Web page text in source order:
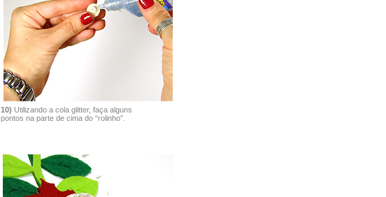
10) Utilizando a cola glitter, faça alguns
pontos na parte de cima do “rolinho”.